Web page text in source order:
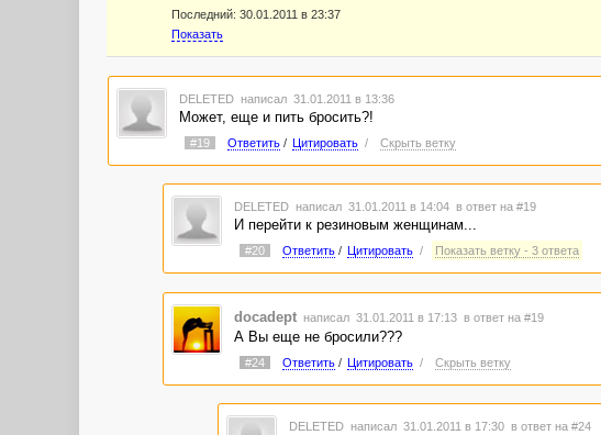
Последний: 30.01.2011 в 23:37
Показать
DELETED написал 31.01.2011 в 13:36
Может, еще и пить бросить?!
#19 Ответить/ Цитировать / Скрыть ветку
DELETED написал 31.01.2011 в 14:04 в ответ на #19
И перейти к резиновым женщинам...
#20 Ответить/ Цитировать / Показать ветку - 3 ответа
docadept написал 31.01.2011 в 17:13 в ответ на #19
А Вы еще не бросили???
#24 Ответить/ Цитировать / Скрыть ветку
DELETED написал 31.01.2011 в 17:30 в ответ на #24